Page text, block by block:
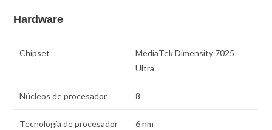
Hardware
Chipset
MediaTek Dimensity 7025
Ultra
Núcleos de procesador 8
Tecnología de procesador 6 nm